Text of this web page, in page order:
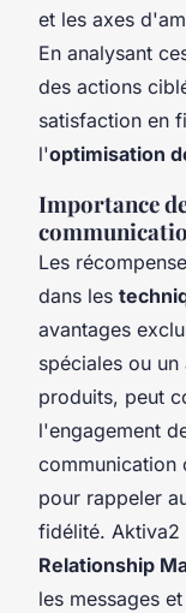
et les axes
En analysant
des actions
satisfaction en
l'optimisation
Importance
Les
dans les
avantages
spéciales ou
produits, peut
l'engagement
communication
pour rappeler
fidélité. Aktiva2
Relationship
les messages